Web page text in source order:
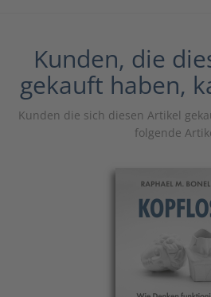
Kunden, die
gekauft haben,
Kunden die sich diesen Artikel
folgende